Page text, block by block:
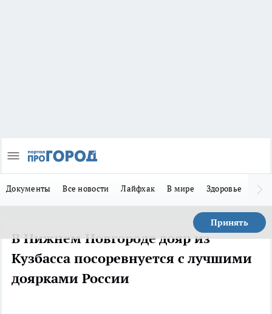
Документы Все новости Лайфхак В мире Здоровье
Принять
В Нижнем Новгороде дояр из
Кузбасса посоревнуется с лучшими
доярками России